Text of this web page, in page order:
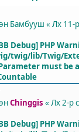
Бамбууш « Лх 11-
Debug] PHP
twig/lib/Twig/
must be
Chinggis « Лх 2-р
Debug] PHP